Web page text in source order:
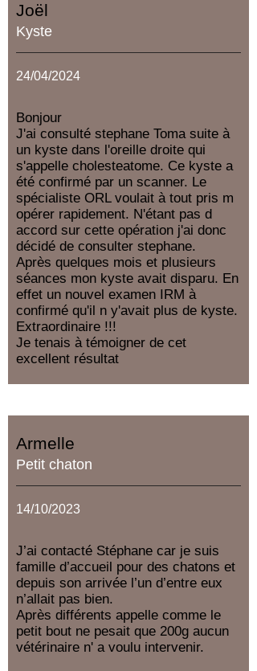
Joël
Kyste
24/04/2024
Bonjour
J'ai consulté stephane Toma suite à
un kyste dans l'oreille droite qui
s'appelle cholesteatome. Ce kyste a
été confirmé par un scanner. Le
spécialiste ORL voulait à tout pris m
opérer rapidement. N'étant pas d
accord sur cette opération j'ai donc
décidé de consulter stephane.
Après quelques mois et plusieurs
séances mon kyste avait disparu. En
effet un nouvel examen IRM à
confirmé qu'il n y'avait plus de kyste.
Extraordinaire !!!
Je tenais à témoigner de cet
excellent résultat
Armelle
Petit chaton
14/10/2023
J’ai contacté Stéphane car je suis
famille d’accueil pour des chatons et
depuis son arrivée l’un d’entre eux
n’allait pas bien.
Après différents appelle comme le
petit bout ne pesait que 200g aucun
vétérinaire n' a voulu intervenir.